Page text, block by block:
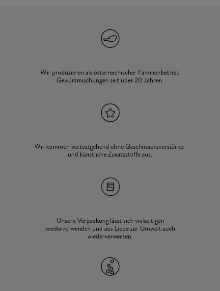
Wir produzieren als österreichischer Familienbetrieb
Gewürzmischungen seit über 20 Jahren.
Wir kommen weitestgehend ohne Geschmacksverstärker
und künstliche Zusatzstoffe aus.
Unsere Verpackung lässt sich vielseitigen
wiederverwenden und aus Liebe zur Umwelt auch
wiederverwerten.